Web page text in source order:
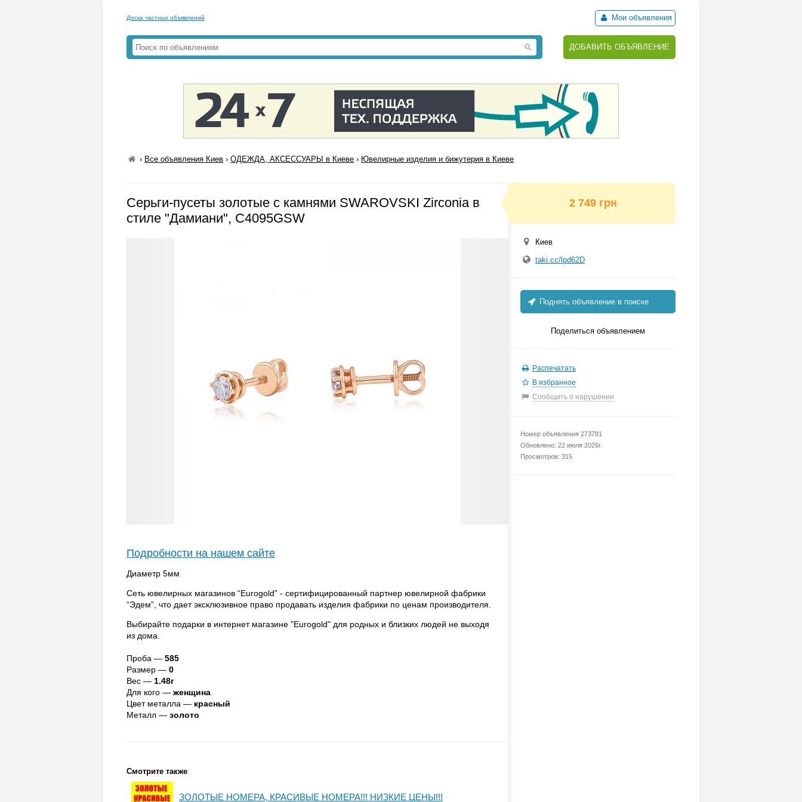
Доска частных объявлений Мои объявления
ДОБАВИТЬ ОБЪЯВЛЕНИЕ
› Все объявления Киев ›ОДЕЖДА, АКСЕССУАРЫ в Киеве › Ювелирные изделия и бижутерия в Киеве
Серьги-пусеты золотые с камнями SWAROVSKI Zirconia в
стиле "Дамиани", С4095GSW
Подробности на нашем сайте
Диаметр 5мм
Сеть ювелирных магазинов “Eurogold” - сертифицированный партнер ювелирной фабрики
“Эдем”, что дает эксклюзивное право продавать изделия фабрики по ценам производителя.
Выбирайте подарки в интернет магазине "Eurogold" для родных и близких людей не выходя
из дома.
Проба — 585
Размер — 0
Вес — 1.48г
Для кого — женщина
Цвет металла — красный
Металл — золото
Смотрите также
ЗОЛОТЫЕ НОМЕРА, КРАСИВЫЕ НОМЕРА!!! НИЗКИЕ ЦЕНЫ!!!
2 749 грн
Киев
taki.cc/lpd62D
Поднять объявление в поиске
Поделиться объявлением
Распечатать
В избранное
Сообщить о нарушении
Номер объявления 273781
Обновлено: 22 июля 2026г.
Просмотров: 315